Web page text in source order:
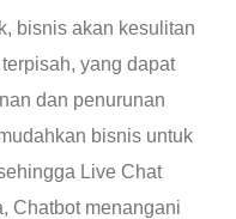
bisnis akan kesulitan
yang dapat
dan penurunan
bisnis untuk
Live Chat
Chatbot menangani